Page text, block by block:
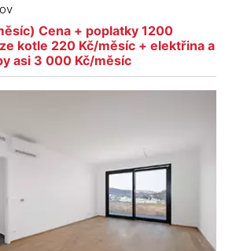
Cena + poplatky 1200
kotle 220 Kč/měsíc + elektřina a
asi 3 000 Kč/měsíc